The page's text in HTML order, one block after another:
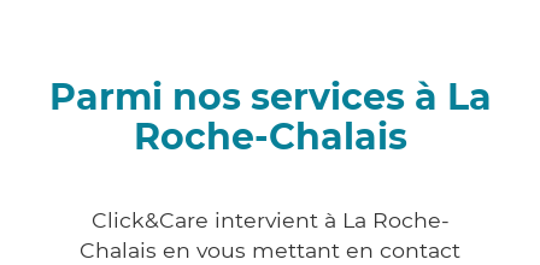
Parmi nos services à La
Roche-Chalais
Click&Care intervient à La Roche-
Chalais en vous mettant en contact